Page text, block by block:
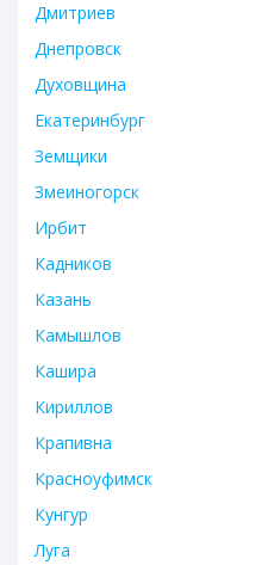
Дмитриев
Днепровск
Духовщина
Екатеринбург
Земщики
Змеиногорск
Ирбит
Кадников
Казань
Камышлов
Кашира
Кириллов
Крапивна
Красноуфимск
Кунгур
Луга